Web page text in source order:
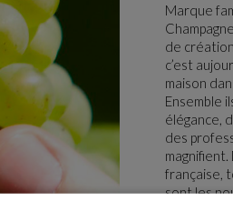
Marque
de
c’est
maison
Ensemble
élégance,
des
française,
sont les